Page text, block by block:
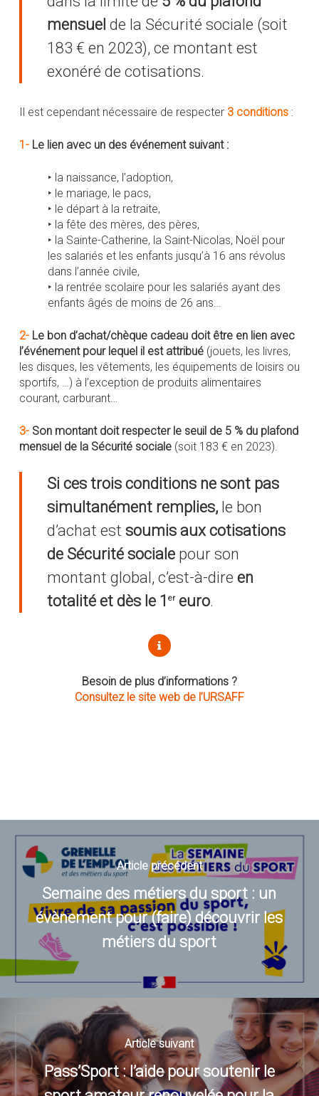
mensuel de la Sécurité sociale (soit
183 € en 2023), ce montant est
exonéré de cotisations.
Il est cependant nécessaire de respecter 3 conditions:
1- Le lien avec un des événement suivant :
‣ la naissance, l’adoption,
‣ le mariage, le pacs,
‣ le départ à la retraite,
‣ la fête des mères, des pères,
‣ la Sainte-Catherine, la Saint-Nicolas, Noël pour
les salariés et les enfants jusqu’à 16 ans révolus
dans l’année civile,
‣ la rentrée scolaire pour les salariés ayant des
enfants âgés de moins de 26 ans…
2- Le bon d’achat/chèque cadeau doit être en lien avec
l’événement pour lequel il est attribué(jouets, les livres,
les disques, les vêtements, les équipements de loisirs ou
sportifs, …) à l’exception de produits alimentaires
courant, carburant…
3- Son montant doit respecter le seuil de 5 % du plafond
mensuel de la Sécurité sociale(soit 183 € en 2023).
Si ces trois conditions ne sont pas
simultanément remplies, le bon
d’achat estsoumis aux cotisations
de Sécurité sociale pour son
montant global, c’est-à-direen
totalité et dès le 1ereuro.
Besoin de plus d’informations ?
Consultez le site web de l’URSAFF
Article précédent
Semaine des métiers du sport : un
évènement pour (faire) découvrir les
métiers du sport
Article suivant
Pass’Sport : l’aide pour soutenir le